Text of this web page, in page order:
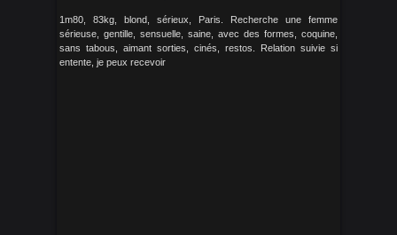
1m80, 83kg, blond, sérieux, Paris. Recherche une femme
sérieuse, gentille, sensuelle, saine, avec des formes, coquine,
sans tabous, aimant sorties, cinés, restos. Relation suivie si
entente, je peux recevoir